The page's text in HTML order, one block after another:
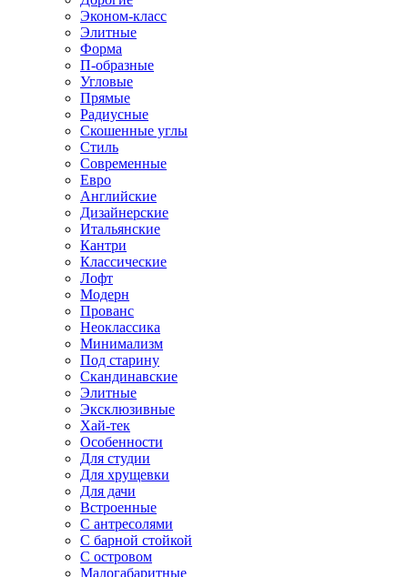
Эконом-класс
Элитные
Форма
П-образные
Угловые
Прямые
Радиусные
Скошенные углы
Стиль
Современные
Евро
Английские
Дизайнерские
Итальянские
Кантри
Классические
Лофт
Модерн
Прованс
Неоклассика
Минимализм
Под старину
Скандинавские
Элитные
Эксклюзивные
Хай-тек
Особенности
Для студии
Для хрущевки
Для дачи
Встроенные
С антресолями
С барной стойкой
С островом
Малогабаритные